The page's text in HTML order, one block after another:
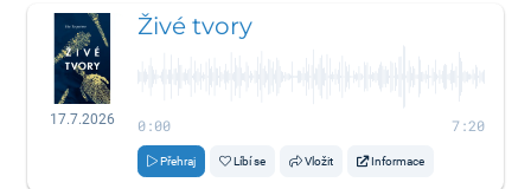
17.7.2026
Živé tvory
0:00 7:20
Přehraj Líbí se Vložit Informace